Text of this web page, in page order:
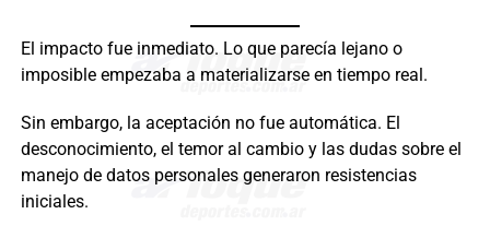
El impacto fue inmediato. Lo que parecía lejano o
imposible empezaba a materializarse en tiempo real.
Sin embargo, la aceptación no fue automática. El
desconocimiento, el temor al cambio y las dudas sobre el
manejo de datos personales generaron resistencias
iniciales.